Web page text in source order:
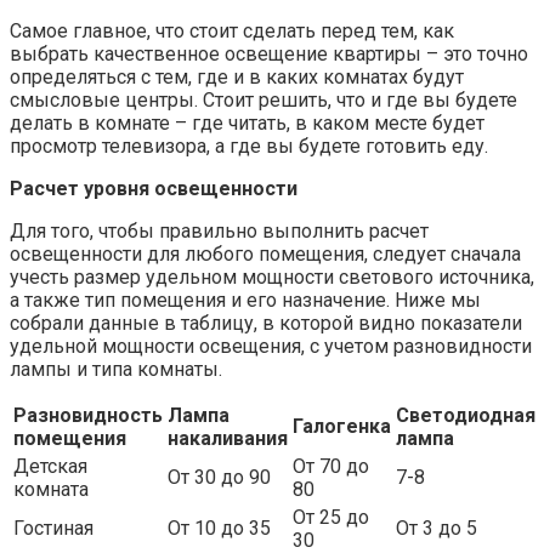
Самое главное, что стоит сделать перед тем, как
выбрать качественное освещение квартиры – это точно
определяться с тем, где и в каких комнатах будут
смысловые центры. Стоит решить, что и где вы будете
делать в комнате – где читать, в каком месте будет
просмотр телевизора, а где вы будете готовить еду.
Расчет уровня освещенности
Для того, чтобы правильно выполнить расчет
освещенности для любого помещения, следует сначала
учесть размер удельном мощности светового источника,
а также тип помещения и его назначение. Ниже мы
собрали данные в таблицу, в которой видно показатели
удельной мощности освещения, с учетом разновидности
лампы и типа комнаты.
Разновидность
помещения
Лампа
накаливания
Галогенка Светодиодная
лампа
Детская
комната
От 30 до 90
От 70 до
80
7-8
Гостиная От 10 до 35
От 25 до
30
От 3 до 5